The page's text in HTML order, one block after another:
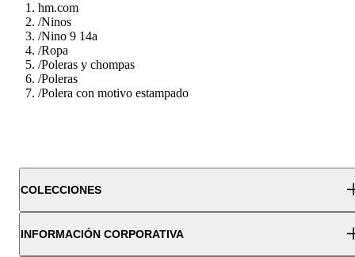
hm.com
/Ninos
/Nino 9 14a
/Ropa
/Poleras y chompas
/Poleras
/Polera con motivo estampado
COLECCIONES
INFORMACIÓN CORPORATIVA